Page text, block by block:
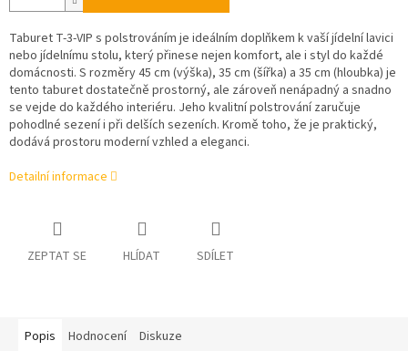
Taburet T-3-VIP s polstrováním je ideálním doplňkem k vaší jídelní lavici
nebo jídelnímu stolu, který přinese nejen komfort, ale i styl do každé
domácnosti. S rozměry 45 cm (výška), 35 cm (šířka) a 35 cm (hloubka) je
tento taburet dostatečně prostorný, ale zároveň nenápadný a snadno
se vejde do každého interiéru. Jeho kvalitní polstrování zaručuje
pohodlné sezení i při delších sezeních. Kromě toho, že je praktický,
dodává prostoru moderní vzhled a eleganci.
Detailní informace
ZEPTAT SE HLÍDAT SDÍLET
Popis Hodnocení Diskuze